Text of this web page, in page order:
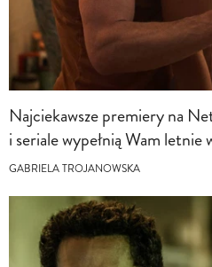
Najciekawsze premiery na
i seriale wypełnią Wam letnie
GABRIELA TROJANOWSKA